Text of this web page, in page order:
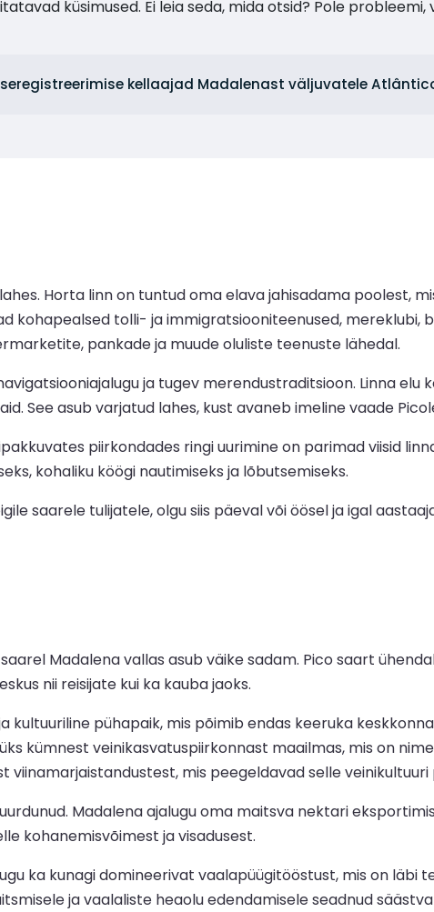
küsimused. Ei leia seda, mida otsid? Pole
kellaajad Madalenast väljuvatele
Horta linn on tuntud oma elava jahisadama poolest,
kohapealsed tolli- ja immigratsiooniteenused, mereklubi,
pankade ja muude oluliste teenuste lähedal.
ja tugev merendustraditsioon. Linna elu
See asub varjatud lahes, kust avaneb imeline vaade
piirkondades ringi uurimine on parimad viisid
kohaliku köögi nautimiseks ja lõbutsemiseks.
saarele tulijatele, olgu siis päeval või öösel ja igal
Madalena vallas asub väike sadam. Pico saart
nii reisijate kui ka kauba jaoks.
kultuuriline pühapaik, mis põimib endas keeruka
kümnest veinikasvatuspiirkonnast maailmas, mis on
viinamarjaistandustest, mis peegeldavad selle
Madalena ajalugu oma maitsva nektari
kohanemisvõimest ja visadusest.
ka kunagi domineerivat vaalapüügitööstust, mis on läbi
ja vaalaliste heaolu edendamisele seadnud